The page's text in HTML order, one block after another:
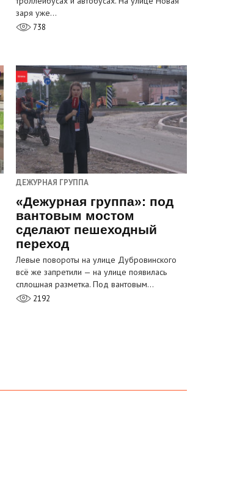
заря уже…
738
ДЕЖУРНАЯ ГРУППА
«Дежурная группа»: под
вантовым мостом
сделают пешеходный
переход
Левые повороты на улице Дубровинского
всё же запретили — на улице появилась
сплошная разметка. Под вантовым…
2192